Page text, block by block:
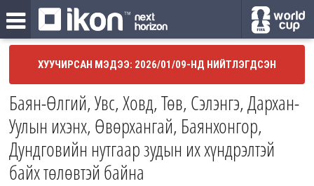
ХУУЧИРСАН МЭДЭЭ: 2026/01/09-НД НИЙТЛЭГДСЭН
Баян-Өлгий, Увс, Ховд, Төв, Сэлэнгэ, Дархан-
Уулын ихэнх, Өвөрхангай, Баянхонгор,
Дундговийн нутгаар зудын их хүндрэлтэй
байх төлөвтэй байна